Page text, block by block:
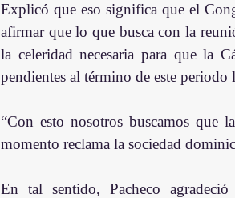
Explicó que eso significa que el
afirmar que lo que busca con la
la celeridad necesaria para que la
pendientes al término de este periodo
“Con esto nosotros buscamos que
momento reclama la sociedad
En tal sentido, Pacheco